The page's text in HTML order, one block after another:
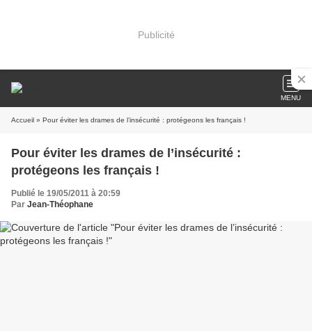
Publicité
MENU
Accueil » Pour éviter les drames de l’insécurité : protégeons les français !
Pour éviter les drames de l’insécurité :
protégeons les français !
Publié le 19/05/2011 à 20:59
Par Jean-Théophane